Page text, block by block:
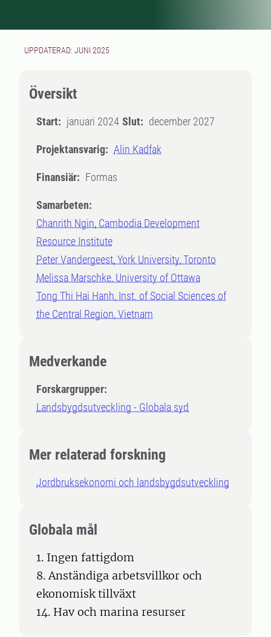
UPPDATERAD: JUNI 2025
Översikt
Start: januari 2024 Slut: december 2027
Projektansvarig: Alin Kadfak
Finansiär: Formas
Samarbeten:
Chanrith Ngin, Cambodia Development
Resource Institute
Peter Vandergeest, York University, Toronto
Melissa Marschke, University of Ottawa
Tong Thi Hai Hanh, Inst. of Social Sciences of
the Central Region, Vietnam
Medverkande
Forskargrupper:
Landsbygdsutveckling - Globala syd
Mer relaterad forskning
Jordbruksekonomi och landsbygdsutveckling
Globala mål
1. Ingen fattigdom
8. Anständiga arbetsvillkor och
ekonomisk tillväxt
14. Hav och marina resurser